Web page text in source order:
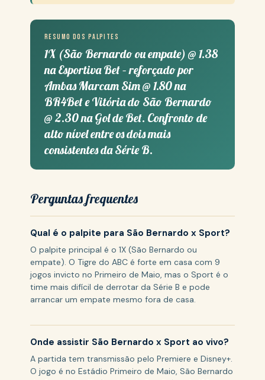
Resumo dos palpites
1X (São Bernardo ou empate) @ 1.38
na Esportiva Bet – reforçado por
Ambas Marcam Sim @ 1.80 na
BR4Bet e Vitória do São Bernardo
@ 2.30 na Gol de Bet. Confronto de
alto nível entre os dois mais
consistentes da Série B.
Perguntas frequentes
Qual é o palpite para São Bernardo x Sport?
O palpite principal é o 1X (São Bernardo ou
empate). O Tigre do ABC é forte em casa com 9
jogos invicto no Primeiro de Maio, mas o Sport é o
time mais difícil de derrotar da Série B e pode
arrancar um empate mesmo fora de casa.
Onde assistir São Bernardo x Sport ao vivo?
A partida tem transmissão pelo Premiere e Disney+.
O jogo é no Estádio Primeiro de Maio, São Bernardo